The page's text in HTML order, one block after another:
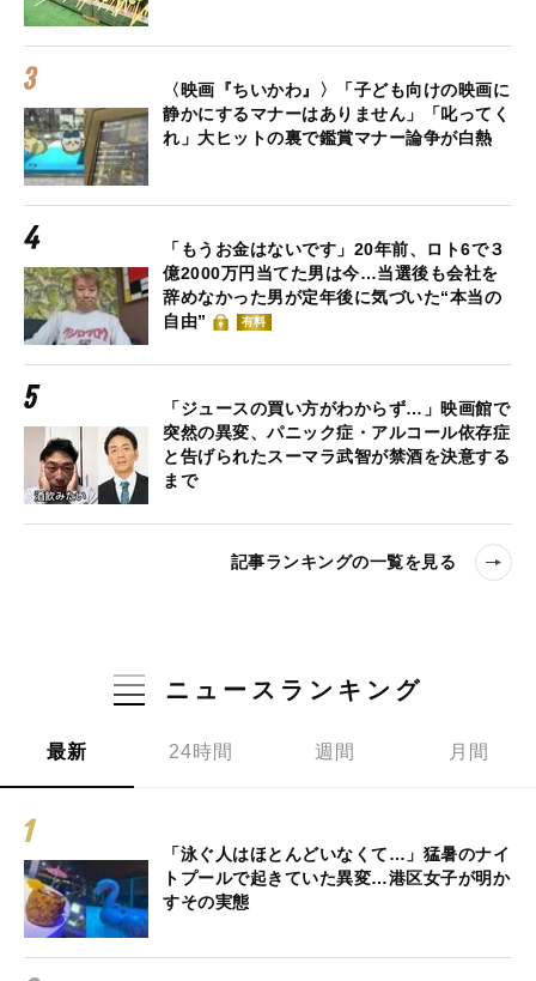
〈映画『ちいかわ』〉「子ども向けの映画に
静かにするマナーはありません」「叱ってく
れ」大ヒットの裏で鑑賞マナー論争が白熱
「もうお金はないです」20年前、ロト6で３
億2000万円当てた男は今…当選後も会社を
辞めなかった男が定年後に気づいた“本当の
自由”
有料
「ジュースの買い方がわからず…」映画館で
突然の異変、パニック症・アルコール依存症
と告げられたスーマラ武智が禁酒を決意する
まで
記事ランキングの一覧を見る
ニュースランキング
最新 24時間 週間 月間
「泳ぐ人はほとんどいなくて…」猛暑のナイ
トプールで起きていた異変…港区女子が明か
すその実態